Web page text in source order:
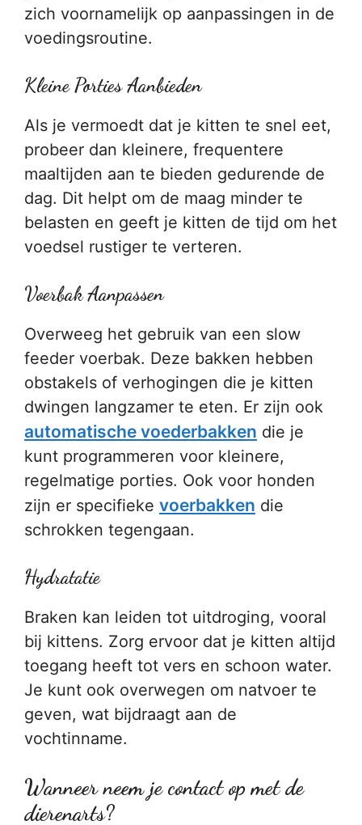
zich voornamelijk op aanpassingen in de
voedingsroutine.
Kleine Porties Aanbieden
Als je vermoedt dat je kitten te snel eet,
probeer dan kleinere, frequentere
maaltijden aan te bieden gedurende de
dag. Dit helpt om de maag minder te
belasten en geeft je kitten de tijd om het
voedsel rustiger te verteren.
Voerbak Aanpassen
Overweeg het gebruik van een slow
feeder voerbak. Deze bakken hebben
obstakels of verhogingen die je kitten
dwingen langzamer te eten. Er zijn ook
automatische voederbakken die je
kunt programmeren voor kleinere,
regelmatige porties. Ook voor honden
zijn er specifieke voerbakken die
schrokken tegengaan.
Hydratatie
Braken kan leiden tot uitdroging, vooral
bij kittens. Zorg ervoor dat je kitten altijd
toegang heeft tot vers en schoon water.
Je kunt ook overwegen om natvoer te
geven, wat bijdraagt aan de
vochtinname.
Wanneer neem je contact op met de
dierenarts?